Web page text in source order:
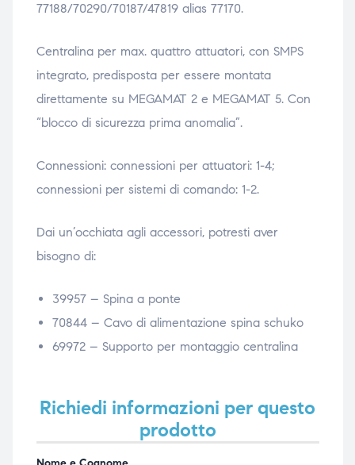
77188/70290/70187/47819 alias 77170.
Centralina per max. quattro attuatori, con SMPS
integrato, predisposta per essere montata
direttamente su MEGAMAT 2 e MEGAMAT 5. Con
“blocco di sicurezza prima anomalia”.
Connessioni: connessioni per attuatori: 1-4;
connessioni per sistemi di comando: 1-2.
Dai un’occhiata agli accessori, potresti aver
bisogno di:
39957 – Spina a ponte
70844 – Cavo di alimentazione spina schuko
69972 – Supporto per montaggio centralina
Richiedi informazioni per questo
prodotto